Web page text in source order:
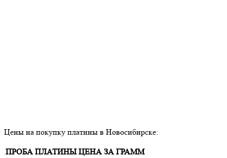
Цены на покупку платины в Новосибирске:
ПРОБА ПЛАТИНЫ ЦЕНА ЗА ГРАММ